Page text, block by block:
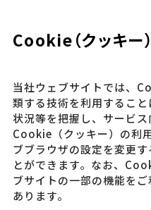
Cookie（クッキー
当社ウェブサイトでは、
類する技術を利用するこ
状況等を把握し、サービス
Cookie（クッキー）の利
ブブラウザの設定を変更
とができます。なお、
ブサイトの一部の機能を
あります。